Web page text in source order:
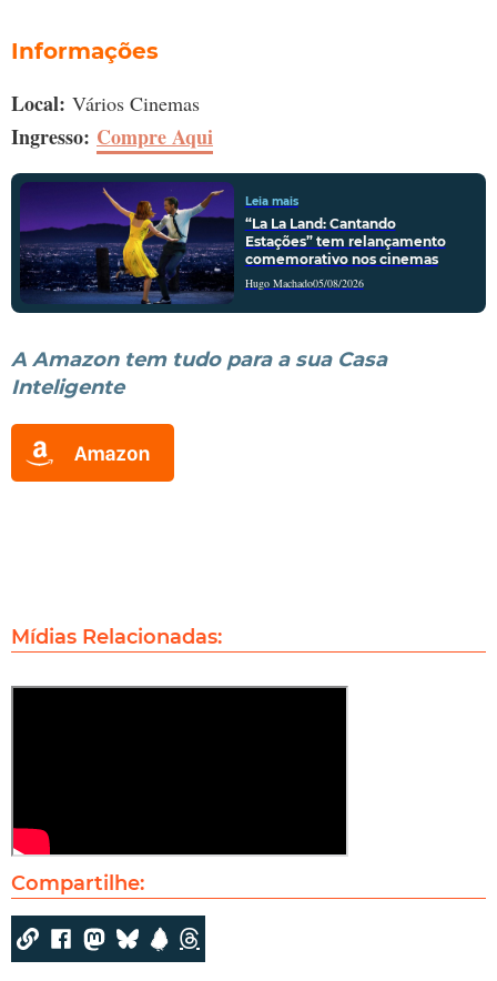
Informações
Local: Vários Cinemas
Ingresso: Compre Aqui
Leia mais
“La La Land: Cantando
Estações” tem relançamento
comemorativo nos cinemas
Hugo Machado05/08/2026
A Amazon tem tudo para a sua Casa
Inteligente
Mídias Relacionadas:
Compartilhe: